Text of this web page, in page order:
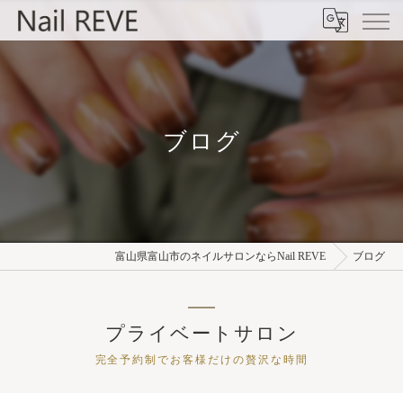
ブログ
富山県富山市のネイルサロンならNail REVE ブログ
プライベートサロン
完全予約制でお客様だけの贅沢な時間